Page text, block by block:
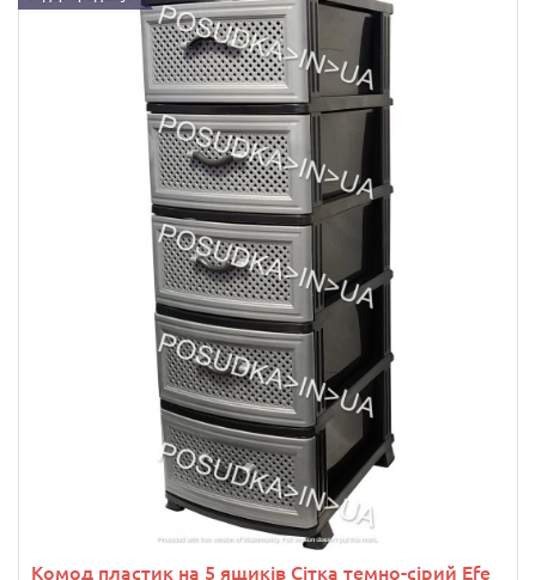
Комод пластик на 5 ящиків Сітка темно-сірий Efe